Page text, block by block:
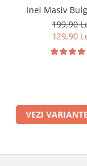
Inel Masiv
199,90
129,90
VEZI VARIANTE